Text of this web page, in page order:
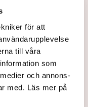
för att
till våra
som
och annons-
med. Läs mer på
kommun